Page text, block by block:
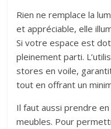
Rien ne remplace la
et appréciable, elle
Si votre espace est
pleinement parti.
stores en voile,
tout en offrant un
Il faut aussi prendre
meubles. Pour